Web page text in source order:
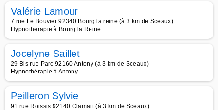
Valérie Lamour
7 rue Le Bouvier 92340 Bourg la reine (à 3 km de Sceaux)
Hypnothérapie à Bourg la Reine
Jocelyne Saillet
29 Bis rue Parc 92160 Antony (à 3 km de Sceaux)
Hypnothérapie à Antony
Peilleron Sylvie
91 rue Roissis 92140 Clamart (à 3 km de Sceaux)